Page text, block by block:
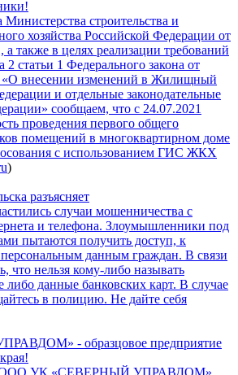
строительства и
хозяйства Российской Федерации от
также в целях реализации требований
2 статьи 1 Федерального закона от
внесении изменений в Жилищный
и отдельные законодательные
сообщаем, что с 24.07.2021
проведения первого общего
помещений в многоквартирном доме
с использованием ГИС ЖКХ
)
разъясняет
случаи мошенничества с
и телефона. Злоумышленники под
пытаются получить доступ, к
данным граждан. В связи
что нельзя кому-либо называть
либо данные банковских карт. В случае
в полицию. Не дайте себя
- образцовое предприятие